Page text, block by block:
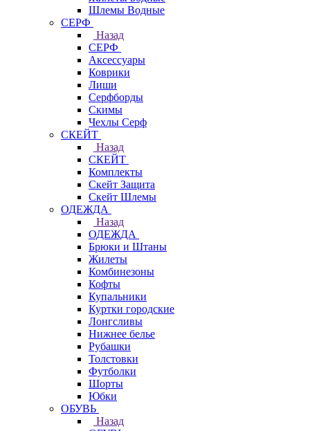
Шлемы Водные
СЕРФ
Назад
СЕРФ
Аксессуары
Коврики
Лиши
Серфборды
Скимы
Чехлы Cерф
СКЕЙТ
Назад
СКЕЙТ
Комплекты
Скейт Защита
Скейт Шлемы
ОДЕЖДА
Назад
ОДЕЖДА
Брюки и Штаны
Жилеты
Комбинезоны
Кофты
Купальники
Куртки городские
Лонгсливы
Нижнее белье
Рубашки
Толстовки
Футболки
Шорты
Юбки
ОБУВЬ
Назад